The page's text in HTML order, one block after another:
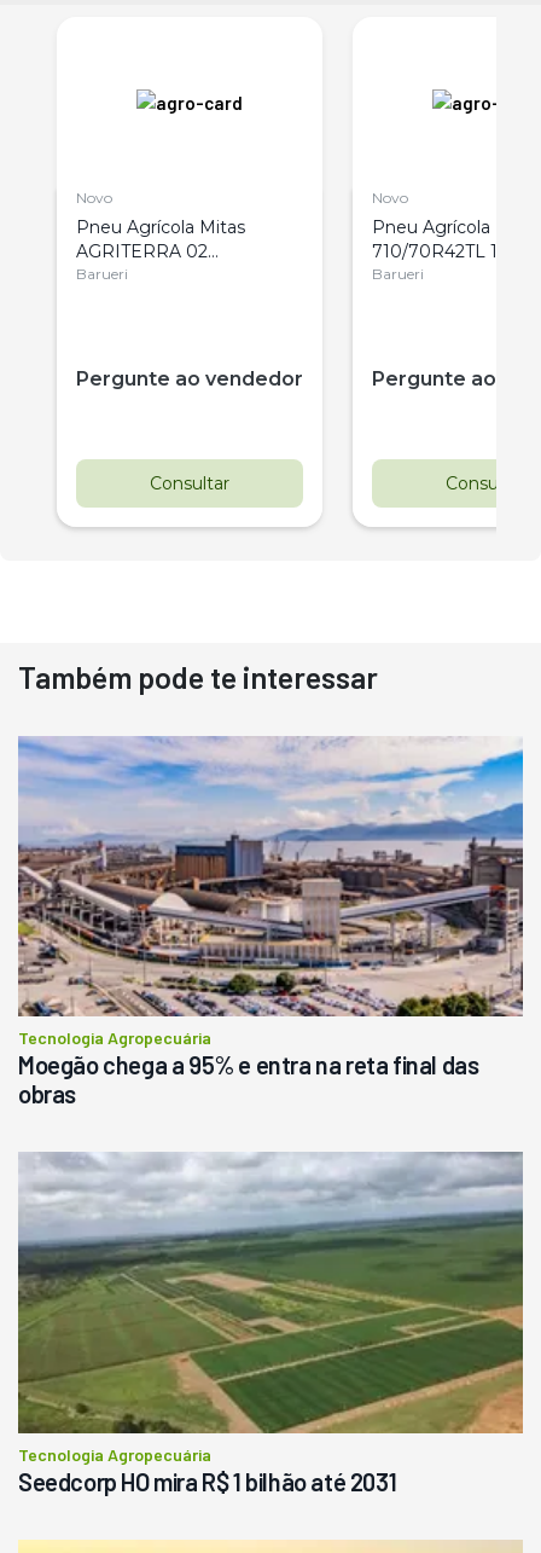
Novo
Pneu Agrícola Mitas
AGRITERRA 02
710/45R22.5TL 165D
Barueri
Pergunte ao vendedor
Consultar
Novo
Pneu Agrícola
710/70R42TL
Barueri
Pergunte ao
Consultar
Também pode te interessar
Tecnologia Agropecuária
Moegão chega a 95% e entra na reta final das
obras
Tecnologia Agropecuária
Seedcorp HO mira R$ 1 bilhão até 2031